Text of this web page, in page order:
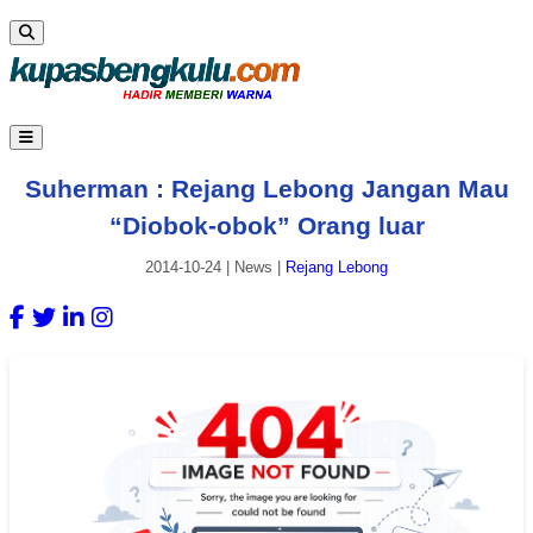
Suherman : Rejang Lebong Jangan Mau
“Diobok-obok” Orang luar
2014-10-24 News Rejang Lebong